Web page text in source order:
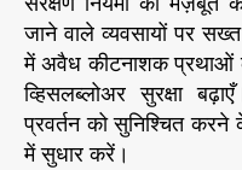
जाने वाले व्यवसायों पर
में अवैध कीटनाशक प्रथाओं
व्हिसलब्लोअर सुरक्षा
प्रवर्तन को सुनिश्चित
में सुधार करें।